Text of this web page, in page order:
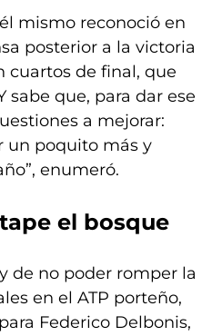
mismo reconoció en
posterior a la victoria
cuartos de final, que
sabe que, para dar ese
a mejorar:
un poquito más y
enumeró.
el bosque
de no poder romper la
en el ATP porteño,
Federico Delbonis,